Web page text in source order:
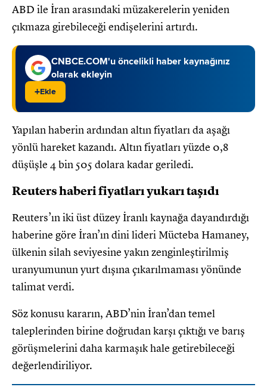
ABD ile İran arasındaki müzakerelerin yeniden
çıkmaza girebileceği endişelerini artırdı.
CNBCE.COM'u öncelikli haber kaynağınız
olarak ekleyin
+Ekle
Yapılan haberin ardından altın fiyatları da aşağı
yönlü hareket kazandı. Altın fiyatları yüzde 0,8
düşüşle 4 bin 505 dolara kadar geriledi.
Reuters haberi fiyatları yukarı taşıdı
Reuters’ın iki üst düzey İranlı kaynağa dayandırdığı
haberine göre İran’ın dini lideri Mücteba Hamaney,
ülkenin silah seviyesine yakın zenginleştirilmiş
uranyumunun yurt dışına çıkarılmaması yönünde
talimat verdi.
Söz konusu kararın, ABD’nin İran’dan temel
taleplerinden birine doğrudan karşı çıktığı ve barış
görüşmelerini daha karmaşık hale getirebileceği
değerlendiriliyor.